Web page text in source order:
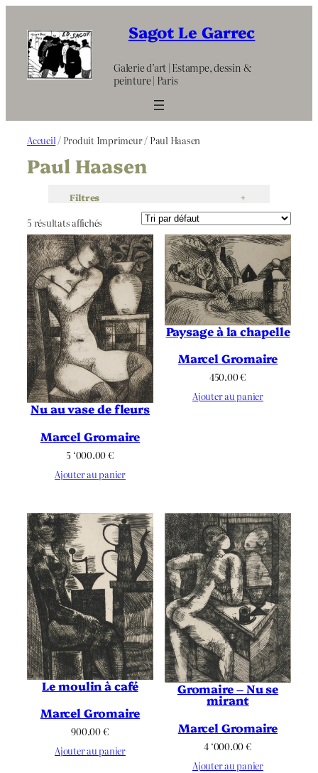
contenu
Sagot Le Garrec
Galerie d’art | Estampe, dessin &
peinture | Paris
Accueil / Produit Imprimeur / Paul Haasen
Paul Haasen
Filtres +
5 résultats affichés
Nu au vase de fleurs
Marcel Gromaire
5 ‘000.00€
Ajouter au panier
Paysage à la chapelle
Marcel Gromaire
450.00€
Ajouter au panier
Le moulin à café
Marcel Gromaire
900.00€
Ajouter au panier
Gromaire – Nu se
mirant
Marcel Gromaire
4 ‘000.00€
Ajouter au panier